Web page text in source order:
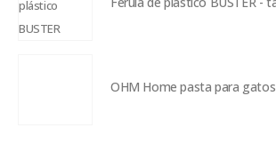
OHM Home pasta para gatos